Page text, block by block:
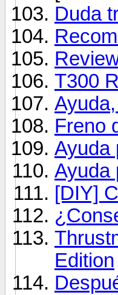
Duda
T300
Freno
Ayuda
Ayuda
[DIY]
Edition